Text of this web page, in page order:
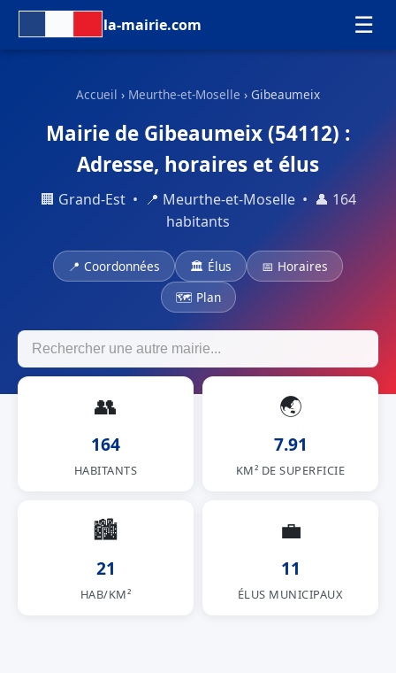
la-mairie.com ☰
Accueil › Meurthe-et-Moselle › Gibeaumeix
Mairie de Gibeaumeix (54112) :
Adresse, horaires et élus
🏢 Grand-Est • 📍 Meurthe-et-Moselle • 👤 164
habitants
📍 Coordonnées 🏛 Élus
📅 Horaires
🗺 Plan
👥
164
HABITANTS
🌏
7.91
KM² DE SUPERFICIE
🏙
21
HAB/KM²
💼
11
ÉLUS MUNICIPAUX